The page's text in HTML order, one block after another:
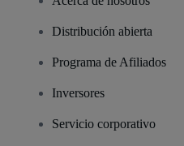
Distribución abierta
Programa de Afiliados
Inversores
Servicio corporativo